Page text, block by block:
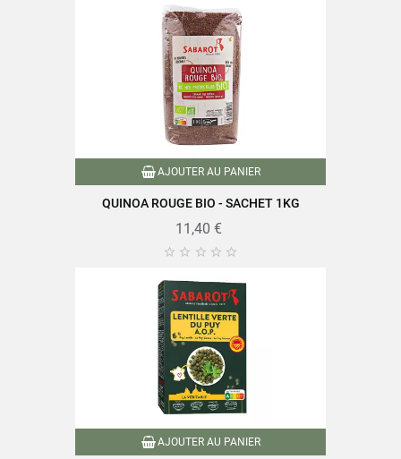
Conditionné en France
Riche en fibres
Référence PF00230
Références spécifiques
AJOUTER AU PANIER
QUINOA ROUGE BIO - SACHET 1KG
11,40 €
    
AJOUTER AU PANIER